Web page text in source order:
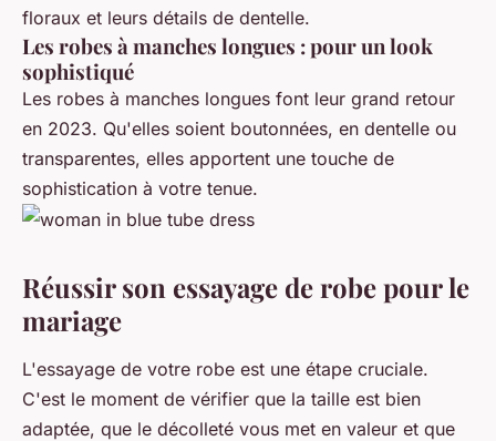
floraux et leurs détails de dentelle.
Les robes à manches longues : pour un look
sophistiqué
Les robes à manches longues font leur grand retour
en 2023. Qu'elles soient boutonnées, en dentelle ou
transparentes, elles apportent une touche de
sophistication à votre tenue.
Réussir son essayage de robe pour le
mariage
L'essayage de votre robe est une étape cruciale.
C'est le moment de vérifier que la taille est bien
adaptée, que le décolleté vous met en valeur et que